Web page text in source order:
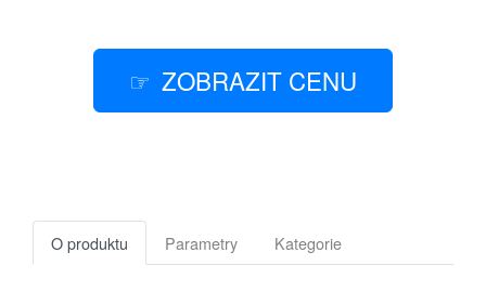
ZOBRAZIT CENU
O produktu Parametry Kategorie